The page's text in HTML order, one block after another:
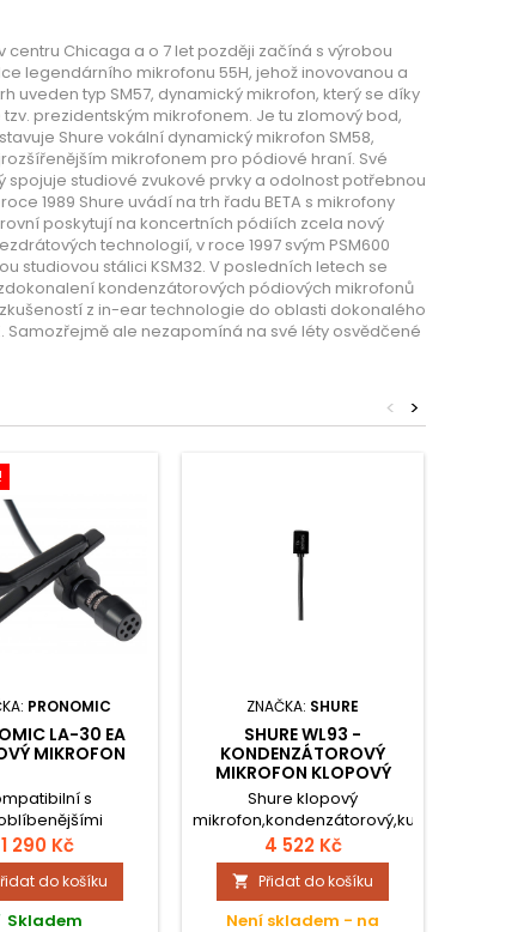
centru Chicaga a o 7 let později začíná s výrobou
legendárního mikrofonu 55H, jehož inovovanou a
uveden typ SM57, dynamický mikrofon, který se díky
prezidentským mikrofonem. Je tu zlomový bod,
Shure vokální dynamický mikrofon SM58,
mikrofonem pro pódiové hraní. Své
spojuje studiové zvukové prvky a odolnost potřebnou
1989 Shure uvádí na trh řadu BETA s mikrofony
poskytují na koncertních pódiích zcela nový
technologií, v roce 1997 svým PSM600
studiovou stálici KSM32. V posledních letech se
kondenzátorových pódiových mikrofonů
z in-ear technologie do oblasti dokonalého
Samozřejmě ale nezapomíná na své léty osvědčené
>
<
PRONOMIC
LA-30 EA
MIKROFON
s
systémy,
směrová
frekvenční
50 - 16 000
1 290 Kč
do košíku
Skladem
ZNAČKA: SHURE
SHURE WL93 -
KONDENZÁTOROVÝ
MIKROFON KLOPOVÝ
Shure klopový
mikrofon,kondenzátorový,kulový,
černý
4 522 Kč
 Přidat do košíku
Není skladem - na